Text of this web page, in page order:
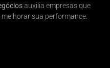
auxilia empresas que
sua performance.